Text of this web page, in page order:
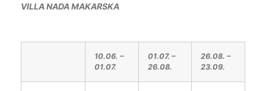
VILLA NADA MAKARSKA
10.06. –
01.07.
01.07. –
26.08.
26.08. –
23.09.